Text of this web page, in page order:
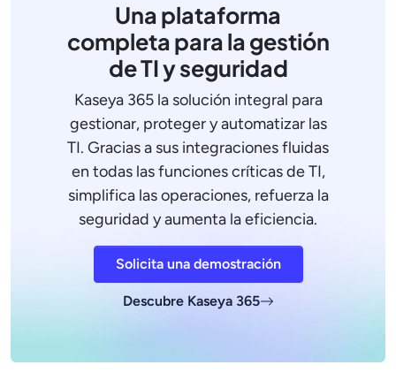
Una plataforma
completa para la gestión
de TI y seguridad
Kaseya 365 la solución integral para
gestionar, proteger y automatizar las
TI. Gracias a sus integraciones fluidas
en todas las funciones críticas de TI,
simplifica las operaciones, refuerza la
seguridad y aumenta la eficiencia.
Solicita una demostración
Descubre Kaseya 365